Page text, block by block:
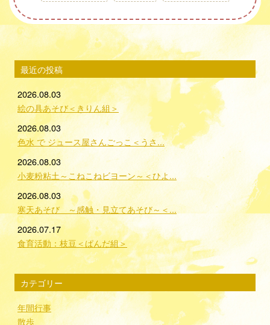
最近の投稿
2026.08.03
絵の具あそび＜きりん組＞
2026.08.03
色水 で ジュース屋さんごっこ＜うさ...
2026.08.03
小麦粉粘土～こねこねビヨーン～＜ひよ...
2026.08.03
寒天あそび ～感触・見立てあそび～＜...
2026.07.17
食育活動：枝豆＜ぱんだ組＞
カテゴリー
年間行事
散歩